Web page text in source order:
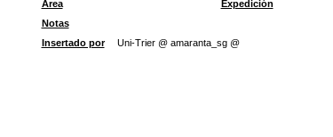
Área
Expedición
Notas
Insertado por
Uni-Trier @ amaranta_sg @